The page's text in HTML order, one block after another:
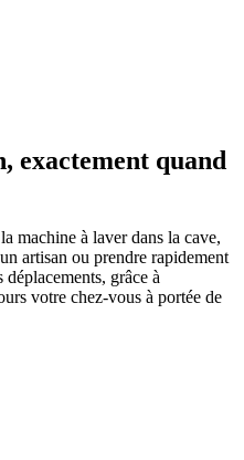
exactement quand
machine à laver dans la cave,
artisan ou prendre rapidement
grâce à
votre chez-vous à portée de